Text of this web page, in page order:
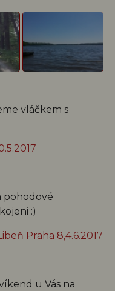
vláčkem s
pohodové
:)
Praha 8,4.6.2017
u Vás na